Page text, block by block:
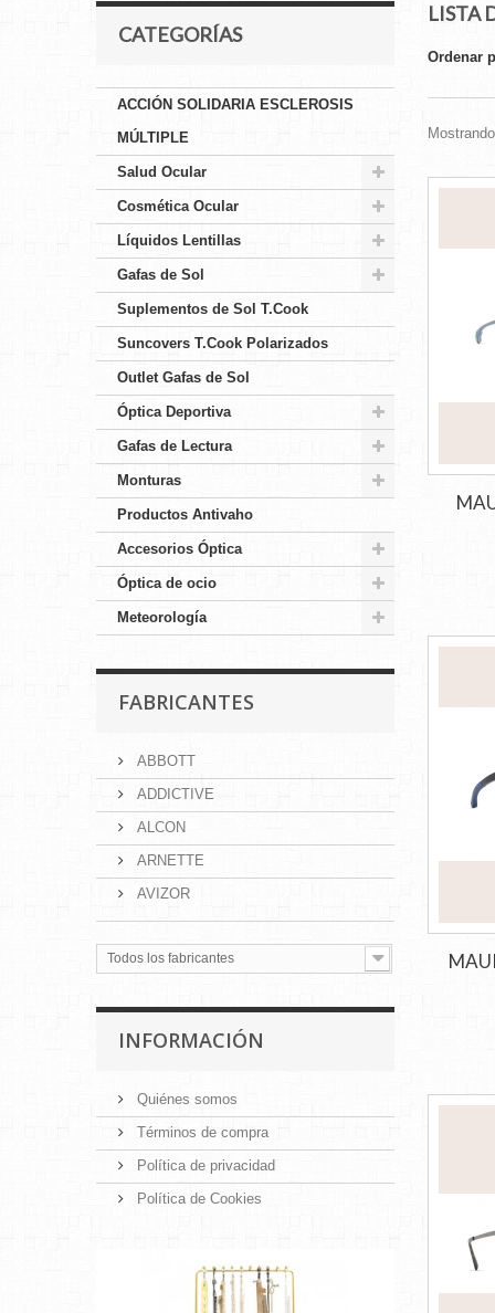
CATEGORÍAS
ACCIÓN SOLIDARIA ESCLEROSIS
MÚLTIPLE
Salud Ocular
Cosmética Ocular
Líquidos Lentillas
Gafas de Sol
Suplementos de Sol T.Cook
Suncovers T.Cook Polarizados
Outlet Gafas de Sol
Óptica Deportiva
Gafas de Lectura
Monturas
Productos Antivaho
Accesorios Óptica
Óptica de ocio
Meteorología
FABRICANTES
ABBOTT
ADDICTIVE
ALCON
ARNETTE
AVIZOR
Todos los fabricantes
INFORMACIÓN
Quiénes somos
Términos de compra
Política de privacidad
Política de Cookies
LISTA
Ordenar